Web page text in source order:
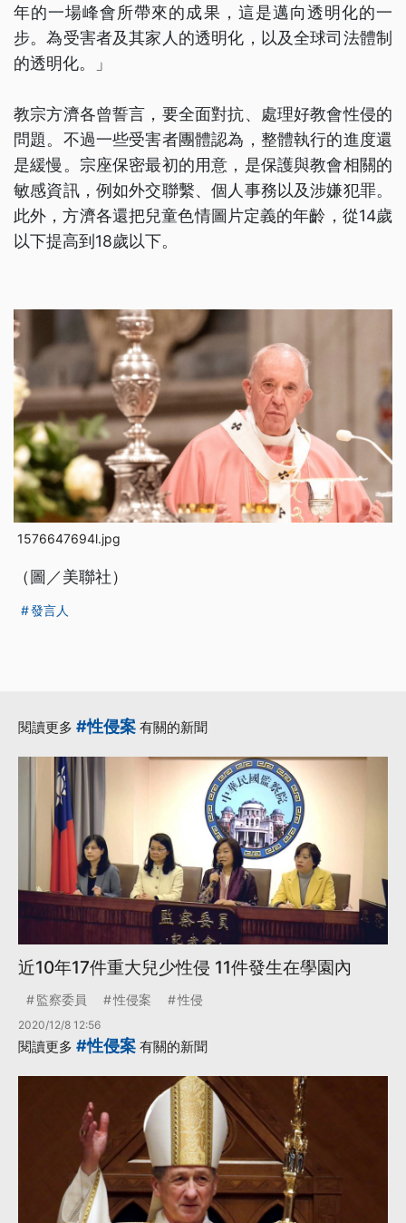
年的一場峰會所帶來的成果，這是邁向透明化的一
步。為受害者及其家人的透明化，以及全球司法體制
的透明化。」
教宗方濟各曾誓言，要全面對抗、處理好教會性侵的
問題。不過一些受害者團體認為，整體執行的進度還
是緩慢。宗座保密最初的用意，是保護與教會相關的
敏感資訊，例如外交聯繫、個人事務以及涉嫌犯罪。
此外，方濟各還把兒童色情圖片定義的年齡，從14歲
以下提高到18歲以下。
1576647694l.jpg
（圖／美聯社）
發言人
閱讀更多 #性侵案 有關的新聞
近10年17件重大兒少性侵 11件發生在學園內
監察委員 性侵案 性侵
2020/12/8 12:56
閱讀更多 #性侵案 有關的新聞